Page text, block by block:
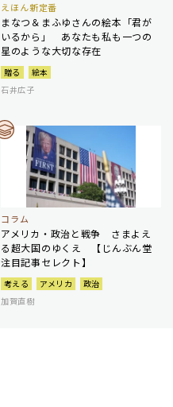
えほん新定番
まなつ＆まふゆさんの絵本「君が
いるから」 あなたも私も一つの
星のような大切な存在
贈る
絵本
石井広子
コラム
アメリカ・政治と戦争 さまよえ
る超大国のゆくえ 【じんぶん堂
注目記事セレクト】
考える アメリカ
政治
加賀直樹